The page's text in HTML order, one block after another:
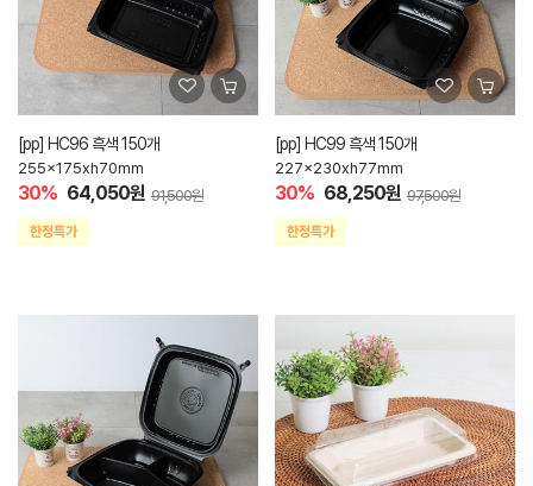
[pp] HC96 흑색 150개
255x175xh70mm
30% 64,050원 91,500원
[pp] HC99 흑색 150개
227x230xh77mm
30% 68,250원 97,500원